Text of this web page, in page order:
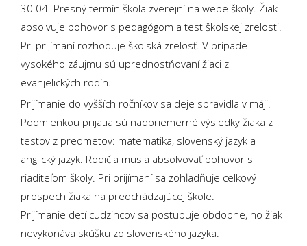
30.04. Presný termín škola zverejní na webe školy. Žiak
absolvuje pohovor s pedagógom a test školskej zrelosti.
Pri prijímaní rozhoduje školská zrelosť. V prípade
vysokého záujmu sú uprednostňovaní žiaci z
evanjelických rodín.
Prijímanie do vyšších ročníkov sa deje spravidla v máji.
Podmienkou prijatia sú nadpriemerné výsledky žiaka z
testov z predmetov: matematika, slovenský jazyk a
anglický jazyk. Rodičia musia absolvovať pohovor s
riaditeľom školy. Pri prijímaní sa zohľadňuje celkový
prospech žiaka na predchádzajúcej škole.
Prijímanie detí cudzincov sa postupuje obdobne, no žiak
nevykonáva skúšku zo slovenského jazyka.